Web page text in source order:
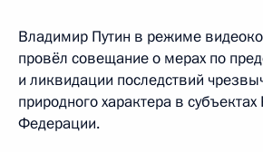
Владимир Путин в режиме
провёл совещание о мерах по
и ликвидации последствий
природного характера в субъектах
Федерации.